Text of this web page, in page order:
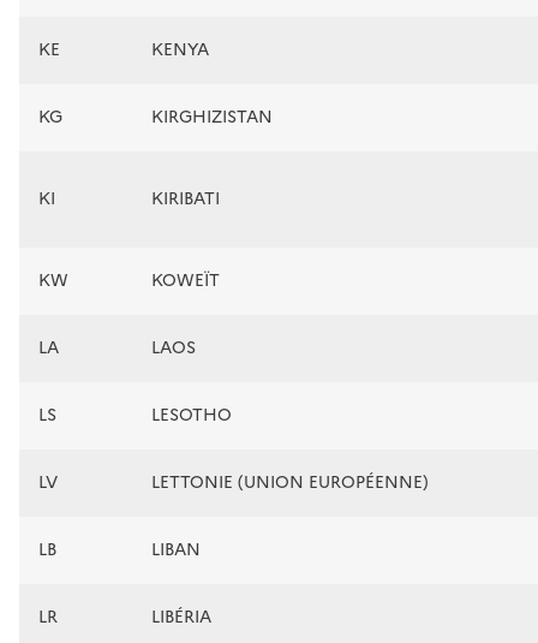
KE KENYA
KG KIRGHIZISTAN
KI KIRIBATI
KW KOWEÏT
LA LAOS
LS LESOTHO
LV LETTONIE (UNION EUROPÉENNE)
LB LIBAN
LR LIBÉRIA